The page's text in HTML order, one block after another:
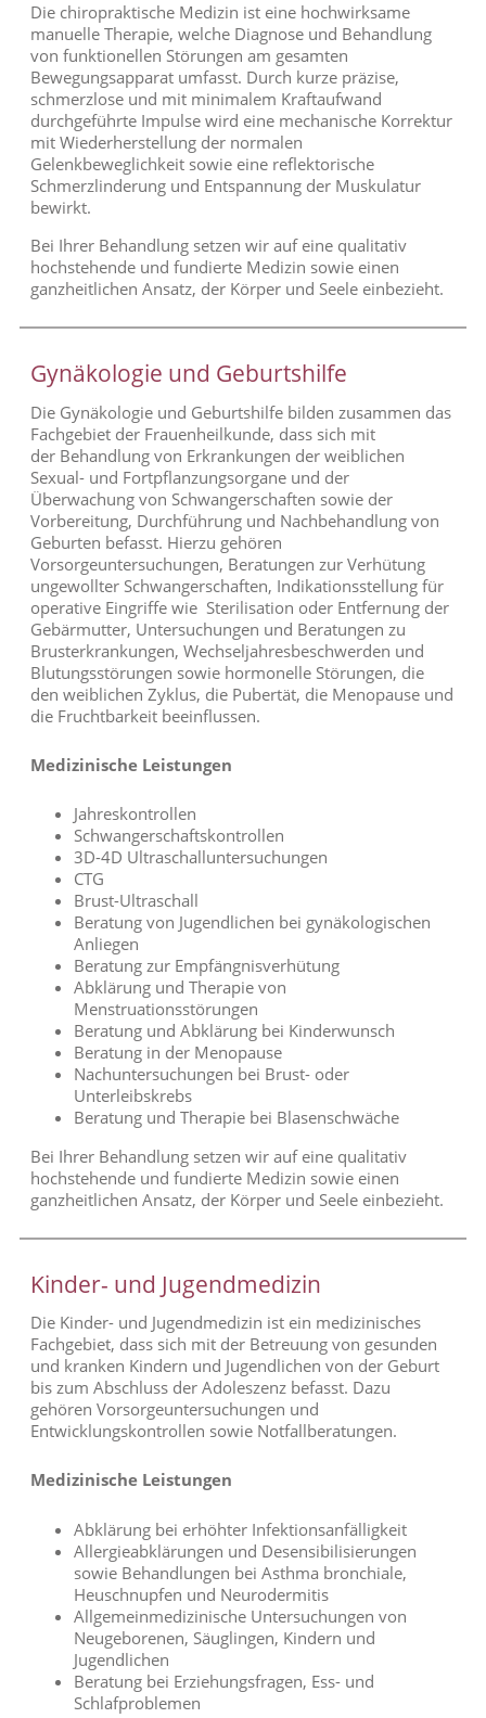
Die chiropraktische Medizin ist eine hochwirksame
manuelle Therapie, welche Diagnose und Behandlung
von funktionellen Störungen am gesamten
Bewegungsapparat umfasst. Durch kurze präzise,
schmerzlose und mit minimalem Kraftaufwand
durchgeführte Impulse wird eine mechanische Korrektur
mit Wiederherstellung der normalen
Gelenkbeweglichkeit sowie eine reflektorische
Schmerzlinderung und Entspannung der Muskulatur
bewirkt.
Bei Ihrer Behandlung setzen wir auf eine qualitativ
hochstehende und fundierte Medizin sowie einen
ganzheitlichen Ansatz, der Körper und Seele einbezieht.
Gynäkologie und Geburtshilfe
Die Gynäkologie und Geburtshilfe bilden zusammen das
Fachgebiet der Frauenheilkunde, dass sich mit
der Behandlung von Erkrankungen der weiblichen
Sexual- und Fortpflanzungsorgane und der
Überwachung von Schwangerschaften sowie der
Vorbereitung, Durchführung und Nachbehandlung von
Geburten befasst. Hierzu gehören
Vorsorgeuntersuchungen, Beratungen zur Verhütung
ungewollter Schwangerschaften, Indikationsstellung für
operative Eingriffe wie Sterilisation oder Entfernung der
Gebärmutter, Untersuchungen und Beratungen zu
Brusterkrankungen, Wechseljahresbeschwerden und
Blutungsstörungen sowie hormonelle Störungen, die
den weiblichen Zyklus, die Pubertät, die Menopause und
die Fruchtbarkeit beeinflussen.
Medizinische Leistungen
Jahreskontrollen
Schwangerschaftskontrollen
3D-4D Ultraschalluntersuchungen
CTG
Brust-Ultraschall
Beratung von Jugendlichen bei gynäkologischen
Anliegen
Beratung zur Empfängnisverhütung
Abklärung und Therapie von
Menstruationsstörungen
Beratung und Abklärung bei Kinderwunsch
Beratung in der Menopause
Nachuntersuchungen bei Brust- oder
Unterleibskrebs
Beratung und Therapie bei Blasenschwäche
Bei Ihrer Behandlung setzen wir auf eine qualitativ
hochstehende und fundierte Medizin sowie einen
ganzheitlichen Ansatz, der Körper und Seele einbezieht.
Kinder- und Jugendmedizin
Die Kinder- und Jugendmedizin ist ein medizinisches
Fachgebiet, dass sich mit der Betreuung von gesunden
und kranken Kindern und Jugendlichen von der Geburt
bis zum Abschluss der Adoleszenz befasst. Dazu
gehören Vorsorgeuntersuchungen und
Entwicklungskontrollen sowie Notfallberatungen.
Medizinische Leistungen
Abklärung bei erhöhter Infektionsanfälligkeit
Allergieabklärungen und Desensibilisierungen
sowie Behandlungen bei Asthma bronchiale,
Heuschnupfen und Neurodermitis
Allgemeinmedizinische Untersuchungen von
Neugeborenen, Säuglingen, Kindern und
Jugendlichen
Beratung bei Erziehungsfragen, Ess- und
Schlafproblemen